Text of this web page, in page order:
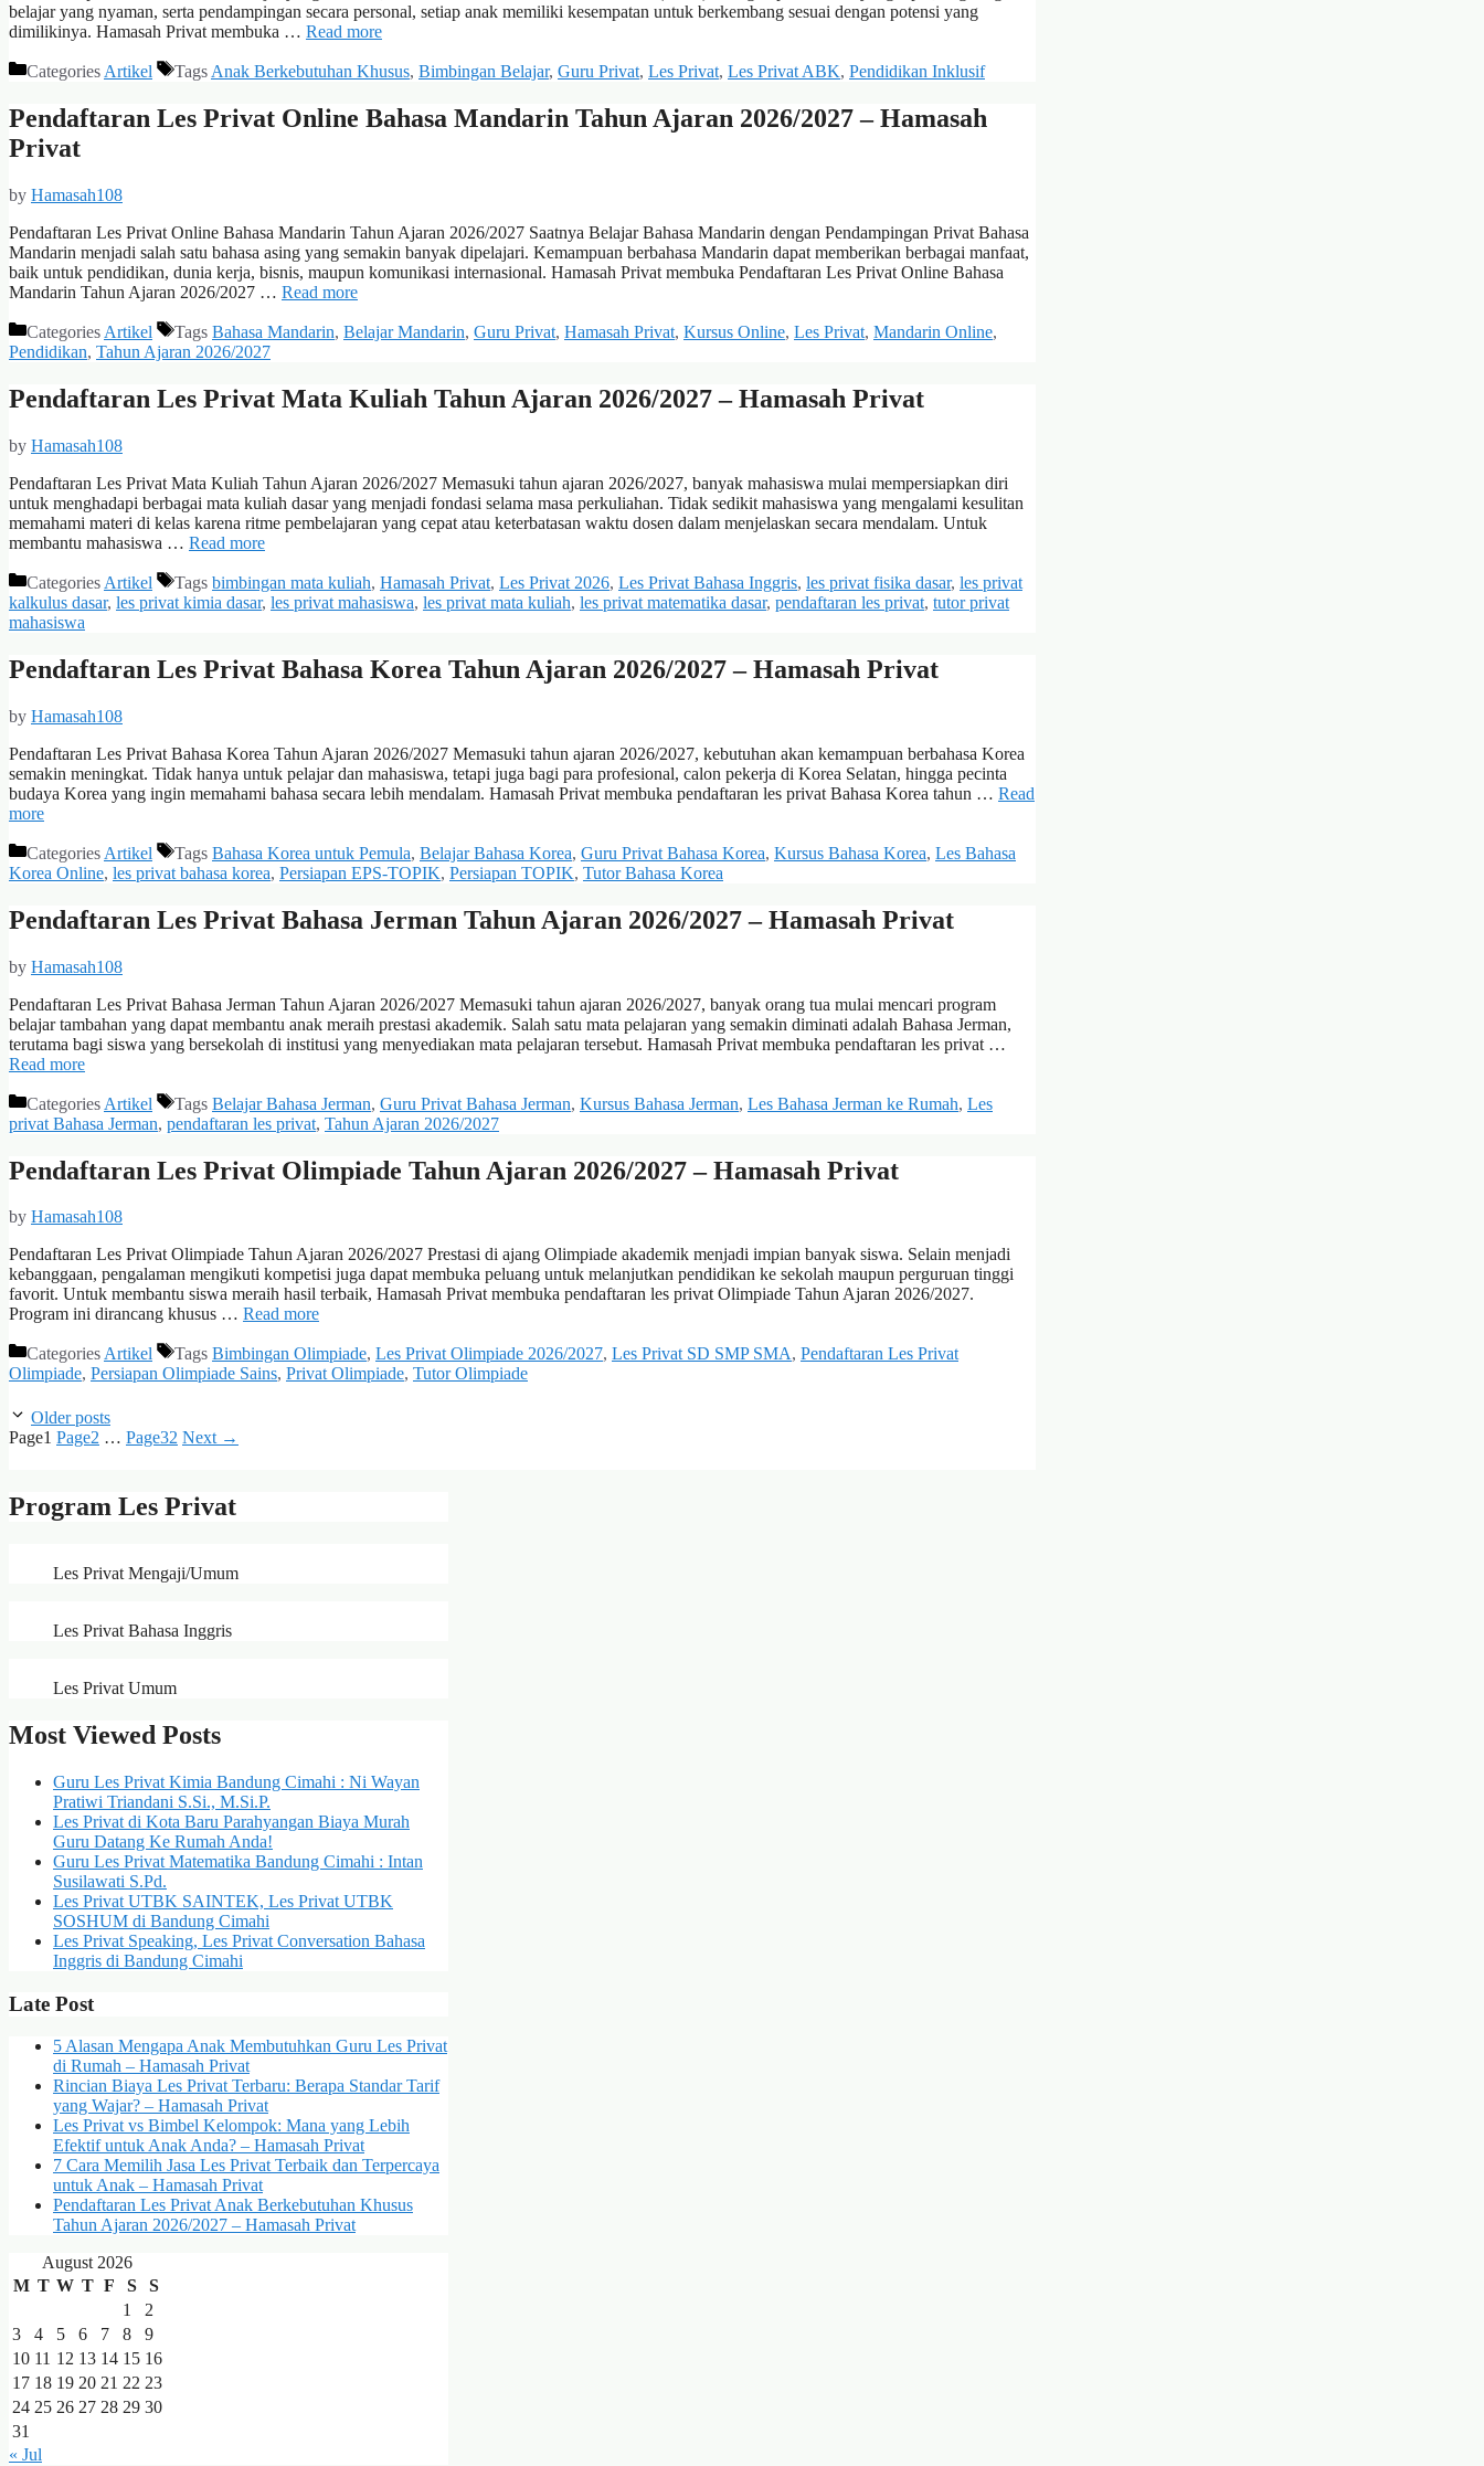
belajar yang nyaman, serta pendampingan secara personal, setiap anak memiliki kesempatan untuk berkembang sesuai dengan potensi yang
dimilikinya. Hamasah Privat membuka … Read more
Categories Artikel Tags Anak Berkebutuhan Khusus, Bimbingan Belajar, Guru Privat, Les Privat, Les Privat ABK, Pendidikan Inklusif
Pendaftaran Les Privat Online Bahasa Mandarin Tahun Ajaran 2026/2027 – Hamasah
Privat
by Hamasah108
Pendaftaran Les Privat Online Bahasa Mandarin Tahun Ajaran 2026/2027 Saatnya Belajar Bahasa Mandarin dengan Pendampingan Privat Bahasa
Mandarin menjadi salah satu bahasa asing yang semakin banyak dipelajari. Kemampuan berbahasa Mandarin dapat memberikan berbagai manfaat,
baik untuk pendidikan, dunia kerja, bisnis, maupun komunikasi internasional. Hamasah Privat membuka Pendaftaran Les Privat Online Bahasa
Mandarin Tahun Ajaran 2026/2027 … Read more
Categories Artikel Tags Bahasa Mandarin, Belajar Mandarin, Guru Privat, Hamasah Privat, Kursus Online, Les Privat, Mandarin Online,
Pendidikan, Tahun Ajaran 2026/2027
Pendaftaran Les Privat Mata Kuliah Tahun Ajaran 2026/2027 – Hamasah Privat
by Hamasah108
Pendaftaran Les Privat Mata Kuliah Tahun Ajaran 2026/2027 Memasuki tahun ajaran 2026/2027, banyak mahasiswa mulai mempersiapkan diri
untuk menghadapi berbagai mata kuliah dasar yang menjadi fondasi selama masa perkuliahan. Tidak sedikit mahasiswa yang mengalami kesulitan
memahami materi di kelas karena ritme pembelajaran yang cepat atau keterbatasan waktu dosen dalam menjelaskan secara mendalam. Untuk
membantu mahasiswa … Read more
Categories Artikel Tags bimbingan mata kuliah, Hamasah Privat, Les Privat 2026, Les Privat Bahasa Inggris, les privat fisika dasar, les privat
kalkulus dasar, les privat kimia dasar, les privat mahasiswa, les privat mata kuliah, les privat matematika dasar, pendaftaran les privat, tutor privat
mahasiswa
Pendaftaran Les Privat Bahasa Korea Tahun Ajaran 2026/2027 – Hamasah Privat
by Hamasah108
Pendaftaran Les Privat Bahasa Korea Tahun Ajaran 2026/2027 Memasuki tahun ajaran 2026/2027, kebutuhan akan kemampuan berbahasa Korea
semakin meningkat. Tidak hanya untuk pelajar dan mahasiswa, tetapi juga bagi para profesional, calon pekerja di Korea Selatan, hingga pecinta
budaya Korea yang ingin memahami bahasa secara lebih mendalam. Hamasah Privat membuka pendaftaran les privat Bahasa Korea tahun … Read
more
Categories Artikel Tags Bahasa Korea untuk Pemula, Belajar Bahasa Korea, Guru Privat Bahasa Korea, Kursus Bahasa Korea, Les Bahasa
Korea Online, les privat bahasa korea, Persiapan EPS-TOPIK, Persiapan TOPIK, Tutor Bahasa Korea
Pendaftaran Les Privat Bahasa Jerman Tahun Ajaran 2026/2027 – Hamasah Privat
by Hamasah108
Pendaftaran Les Privat Bahasa Jerman Tahun Ajaran 2026/2027 Memasuki tahun ajaran 2026/2027, banyak orang tua mulai mencari program
belajar tambahan yang dapat membantu anak meraih prestasi akademik. Salah satu mata pelajaran yang semakin diminati adalah Bahasa Jerman,
terutama bagi siswa yang bersekolah di institusi yang menyediakan mata pelajaran tersebut. Hamasah Privat membuka pendaftaran les privat …
Read more
Categories Artikel Tags Belajar Bahasa Jerman, Guru Privat Bahasa Jerman, Kursus Bahasa Jerman, Les Bahasa Jerman ke Rumah, Les
privat Bahasa Jerman, pendaftaran les privat, Tahun Ajaran 2026/2027
Pendaftaran Les Privat Olimpiade Tahun Ajaran 2026/2027 – Hamasah Privat
by Hamasah108
Pendaftaran Les Privat Olimpiade Tahun Ajaran 2026/2027 Prestasi di ajang Olimpiade akademik menjadi impian banyak siswa. Selain menjadi
kebanggaan, pengalaman mengikuti kompetisi juga dapat membuka peluang untuk melanjutkan pendidikan ke sekolah maupun perguruan tinggi
favorit. Untuk membantu siswa meraih hasil terbaik, Hamasah Privat membuka pendaftaran les privat Olimpiade Tahun Ajaran 2026/2027.
Program ini dirancang khusus … Read more
CategoriesArtikel Tags Bimbingan Olimpiade, Les Privat Olimpiade 2026/2027, Les Privat SD SMP SMA, Pendaftaran Les Privat
Olimpiade, Persiapan Olimpiade Sains, Privat Olimpiade, Tutor Olimpiade
Older posts
Page1 Page2 … Page32 Next →
Program Les Privat
Les Privat Mengaji/Umum
Les Privat Bahasa Inggris
Les Privat Umum
Most Viewed Posts
Guru Les Privat Kimia Bandung Cimahi : Ni Wayan
Pratiwi Triandani S.Si., M.Si.P.
Les Privat di Kota Baru Parahyangan Biaya Murah
Guru Datang Ke Rumah Anda!
Guru Les Privat Matematika Bandung Cimahi : Intan
Susilawati S.Pd.
Les Privat UTBK SAINTEK, Les Privat UTBK
SOSHUM di Bandung Cimahi
Les Privat Speaking, Les Privat Conversation Bahasa
Inggris di Bandung Cimahi
Late Post
5 Alasan Mengapa Anak Membutuhkan Guru Les Privat
di Rumah – Hamasah Privat
Rincian Biaya Les Privat Terbaru: Berapa Standar Tarif
yang Wajar? – Hamasah Privat
Les Privat vs Bimbel Kelompok: Mana yang Lebih
Efektif untuk Anak Anda? – Hamasah Privat
7 Cara Memilih Jasa Les Privat Terbaik dan Terpercaya
untuk Anak – Hamasah Privat
Pendaftaran Les Privat Anak Berkebutuhan Khusus
Tahun Ajaran 2026/2027 – Hamasah Privat
August 2026
M T W T F S
S
1
2
3
4 5 6 7 8
9
10 11 12 13 14 15 16
17 18 19 20 21 22 23
24 25 26 27 28 29 30
31
« Jul